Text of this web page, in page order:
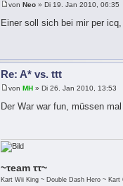
vonNeo » Di 19. Jan 2010, 06:35
Einer soll sich bei mir per
Re: A* vs. ttt
vonMH » Di 26. Jan 2010, 13:53
Der War war fun, müssen
~τeam ττ~
Kart Wii King ~ Double Dash Hero ~ Kart